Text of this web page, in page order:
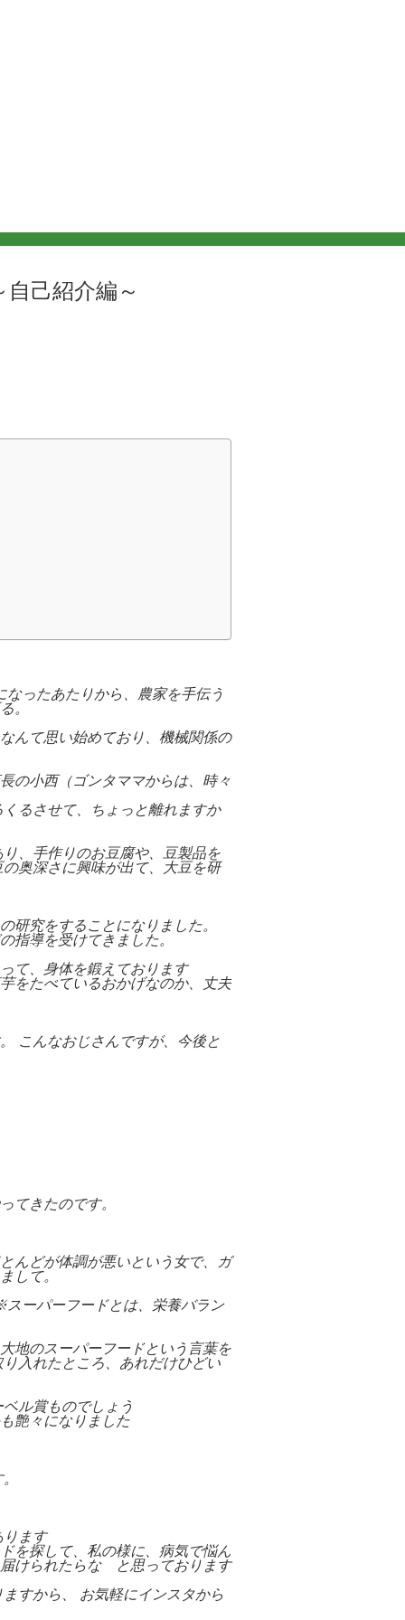
己紹介編～
ったあたりから、農家を手伝う
。
んて思い始めており、機械関係の
の小西（ゴンタママからは、時々
るさせて、ちょっと離れますか
、手作りのお豆腐や、豆製品を
奥深さに興味が出て、大豆を研
研究をすることになりました。
指導を受けてきました。
て、身体を鍛えております
をたべているおかげなのか、丈夫
こんなおじさんですが、今後と
てきたのです。
んどが体調が悪いという女で、ガ
して。
ーパーフードとは、栄養バラン
地のスーパーフードという言葉を
入れたところ、あれだけひどい
ル賞ものでしょう
艶々になりました
ります
を探して、私の様に、病気で悩ん
けられたらな と思っております
すから、 お気軽にインスタから